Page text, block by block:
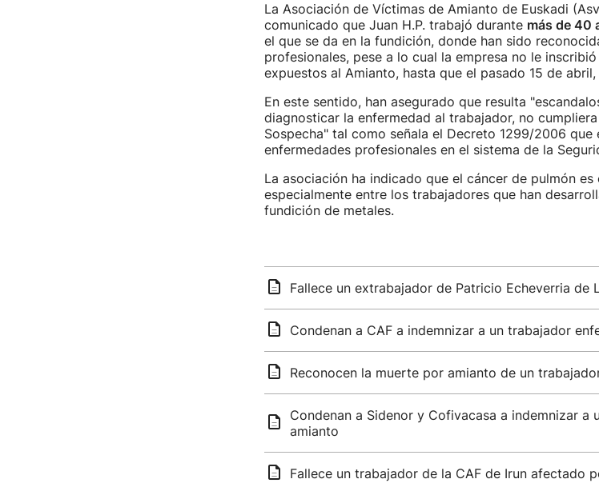
La Asociación de Víctimas de Amianto de Euskadi
comunicado que Juan H.P. trabajó durante más de 40
el que se da en la fundición, donde han sido
profesionales, pese a lo cual la empresa no le
expuestos al Amianto, hasta que el pasado 15 de
En este sentido, han asegurado que resulta
diagnosticar la enfermedad al trabajador, no
Sospecha" tal como señala el Decreto 1299/2006 que
enfermedades profesionales en el sistema de la
La asociación ha indicado que el cáncer de pulmón
especialmente entre los trabajadores que han
fundición de metales.
Fallece un extrabajador de Patricio Echeverria de
Condenan a CAF a indemnizar a un trabajador
Reconocen la muerte por amianto de un
Condenan a Sidenor y Cofivacasa a indemnizar a
amianto
Fallece un trabajador de la CAF de Irun afectado